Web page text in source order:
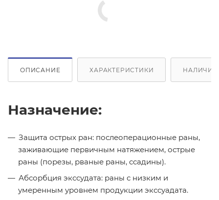
ОПИСАНИЕ ХАРАКТЕРИСТИКИ НАЛИЧИЕ
Назначение:
Защита острых ран: послеоперационные раны,
заживающие первичным натяжением, острые
раны (порезы, рваные раны, ссадины).
Абсорбция экссудата: раны с низким и
умеренным уровнем продукции экссуадата.